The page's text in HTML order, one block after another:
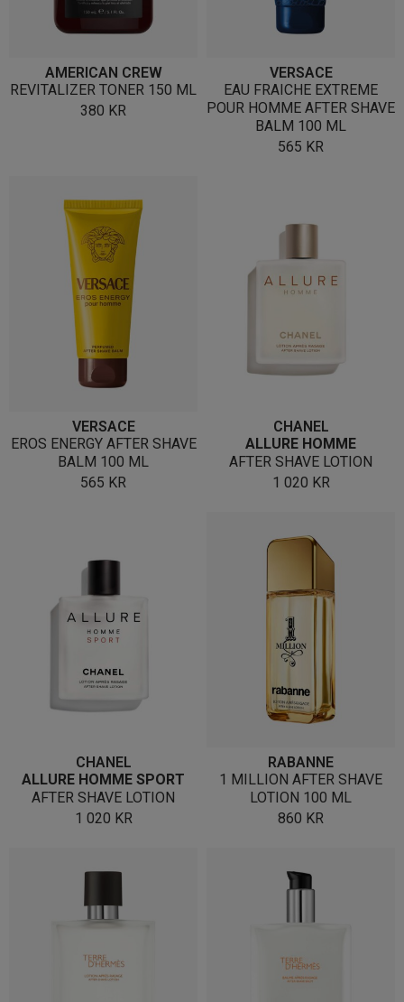
AMERICAN CREW
REVITALIZER TONER 150 ML
380 KR
VERSACE
EAU FRAICHE EXTREME
POUR HOMME AFTER SHAVE
BALM 100 ML
565 KR
VERSACE
EROS ENERGY AFTER SHAVE
BALM 100 ML
565 KR
CHANEL
ALLURE HOMME
AFTER SHAVE LOTION
1 020 KR
CHANEL
ALLURE HOMME SPORT
AFTER SHAVE LOTION
1 020 KR
RABANNE
1 MILLION AFTER SHAVE
LOTION 100 ML
860 KR